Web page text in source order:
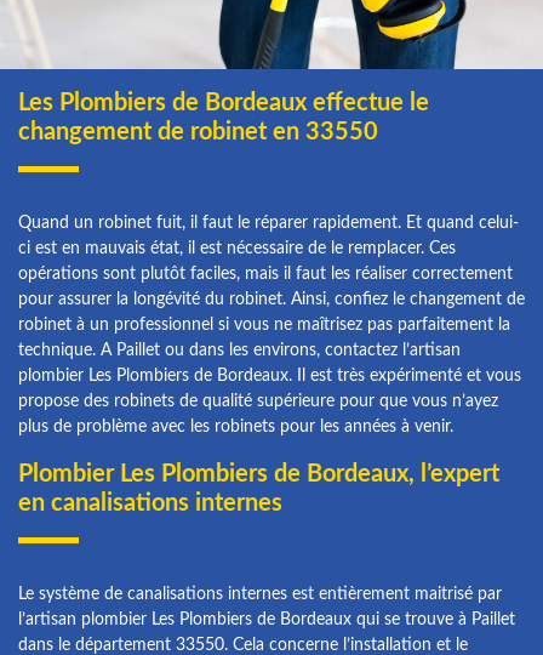
Les Plombiers de Bordeaux effectue le
changement de robinet en 33550
Quand un robinet fuit, il faut le réparer rapidement. Et quand celui-
ci est en mauvais état, il est nécessaire de le remplacer. Ces
opérations sont plutôt faciles, mais il faut les réaliser correctement
pour assurer la longévité du robinet. Ainsi, confiez le changement de
robinet à un professionnel si vous ne maîtrisez pas parfaitement la
technique. A Paillet ou dans les environs, contactez l’artisan
plombier Les Plombiers de Bordeaux. Il est très expérimenté et vous
propose des robinets de qualité supérieure pour que vous n’ayez
plus de problème avec les robinets pour les années à venir.
Plombier Les Plombiers de Bordeaux, l’expert
en canalisations internes
Le système de canalisations internes est entièrement maitrisé par
l’artisan plombier Les Plombiers de Bordeaux qui se trouve à Paillet
dans le département 33550. Cela concerne l’installation et le